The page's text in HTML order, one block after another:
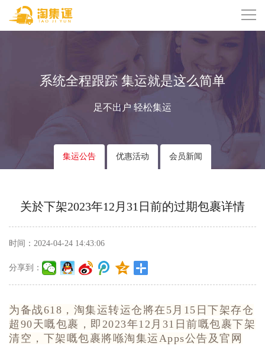
系统全程跟踪 集运就是这么简单
足不出户 轻松集运
集运公告 优惠活动 会员新闻
关於下架2023年12月31日前的过期包裹详情
时间：2024-04-24 14:43:06
分享到：
为备战618，淘集运转运仓將在5月15日下架存仓
超90天嘅包裹，即2023年12月31日前嘅包裹下架
清空，下架嘅包裹將喺淘集运Apps公告及官网